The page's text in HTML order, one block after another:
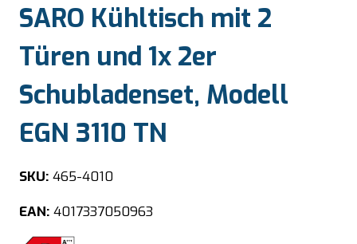
SARO Kühltisch mit 2
Türen und 1x 2er
Schubladenset, Modell
EGN 3110 TN
SKU: 465-4010
EAN: 4017337050963